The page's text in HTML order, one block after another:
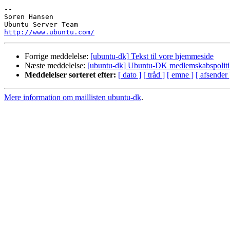
--
Soren Hansen
http://www.ubuntu.com/
Forrige meddelelse: [ubuntu-dk] Tekst til vore hjemmeside
Næste meddelelse: [ubuntu-dk] Ubuntu-DK
Meddelelser sorteret efter: [ dato ] [ tråd ] [ emne ] [ afsender
Mere information om maillisten ubuntu-dk.